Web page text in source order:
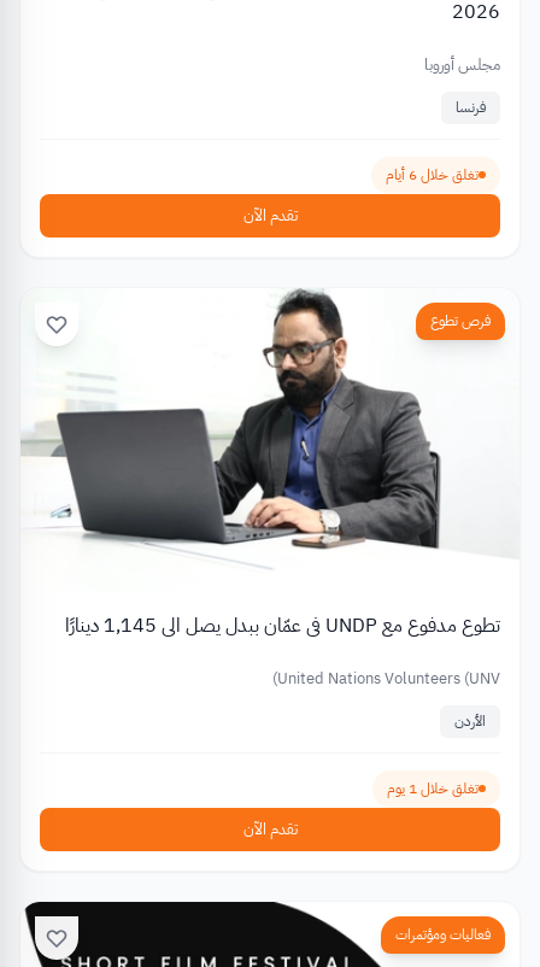
2026
مجلس أوروبا
فرنسا
تغلق خلال 6 أيام
تقدم الآن
فرص تطوع
تطوع مدفوع مع UNDP في عمّان ببدل يصل الى 1,145 دينارًا
United Nations Volunteers (UNV)
الأردن
تغلق خلال 1 يوم
تقدم الآن
فعاليات ومؤتمرات